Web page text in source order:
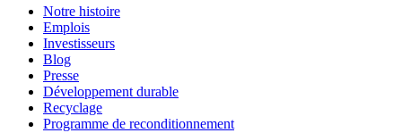
Notre histoire
Emplois
Investisseurs
Blog
Presse
Développement durable
Recyclage
Programme de reconditionnement